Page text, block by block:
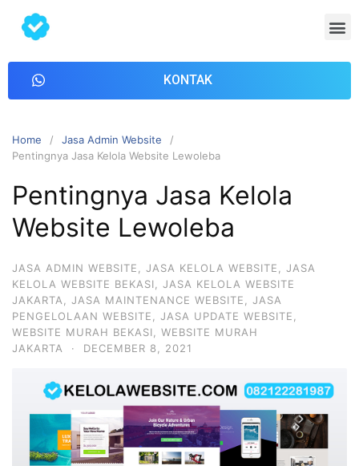
KONTAK
Home
Jasa Admin Website
Pentingnya Jasa Kelola Website Lewoleba
Pentingnya Jasa Kelola
Website Lewoleba
JASA ADMIN WEBSITE, JASA KELOLA WEBSITE, JASA
KELOLA WEBSITE BEKASI, JASA KELOLA WEBSITE
JAKARTA, JASA MAINTENANCE WEBSITE, JASA
PENGELOLAAN WEBSITE, JASA UPDATE WEBSITE,
WEBSITE MURAH BEKASI, WEBSITE MURAH
JAKARTA
· DECEMBER 8, 2021